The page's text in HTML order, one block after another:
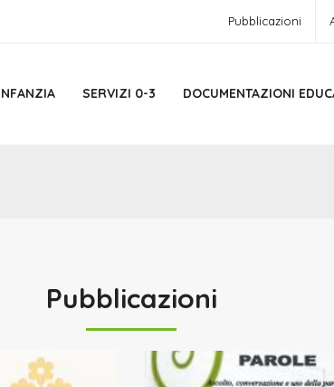
Pubblicazioni
SERVIZI 0-3 DOCUMENTAZIONI
Pubblicazioni